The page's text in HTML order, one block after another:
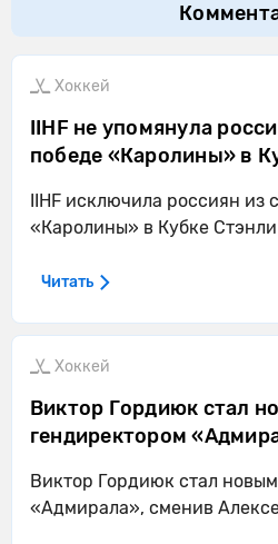
Хоккей
IIHF не упомянула
победе «Каролины» в
IIHF исключила россиян из
«Каролины» в Кубке Стэнли
Читать
Хоккей
Виктор Гордиюк стал
гендиректором
Виктор Гордиюк стал
«Адмирала», сменив